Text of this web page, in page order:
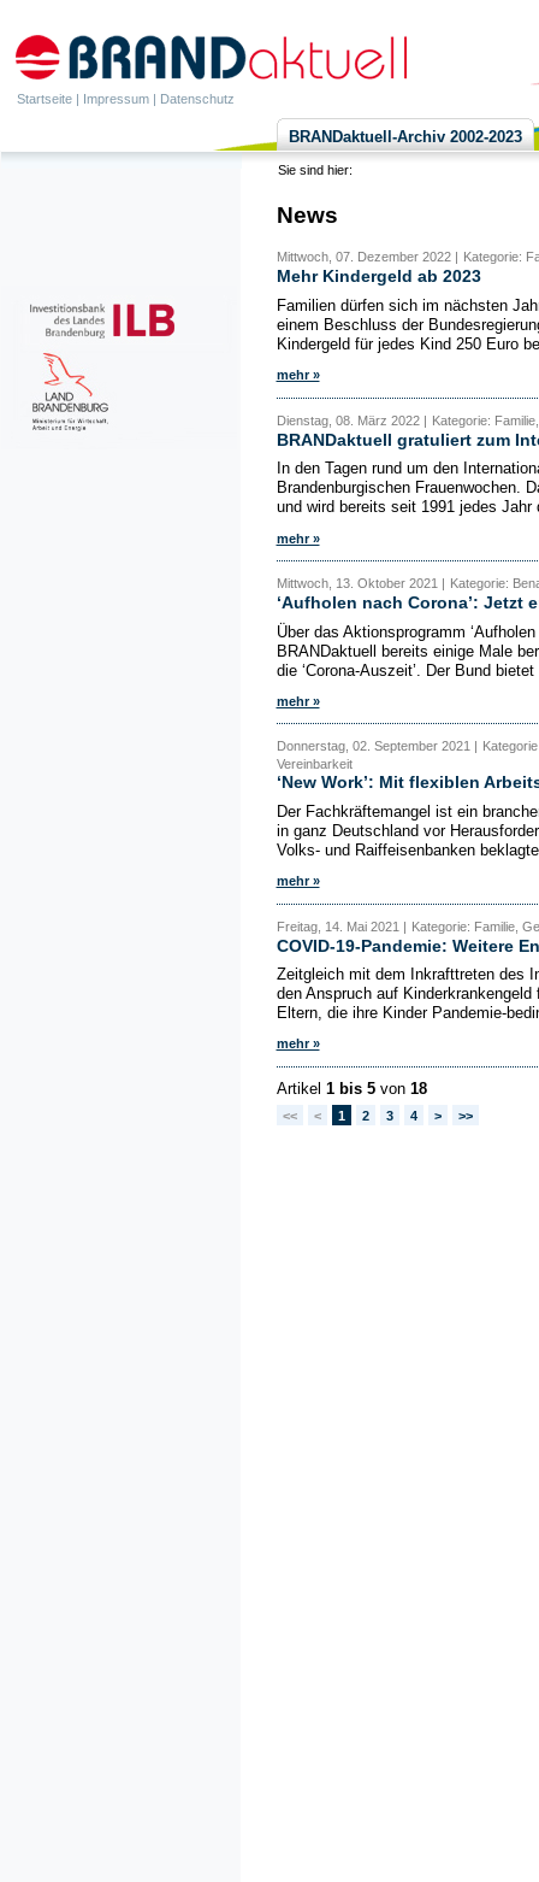
Startseite | Impressum | Datenschutz
BRANDaktuell-Archiv 2002-2023
Sie sind hier:
News
Mittwoch, 07. Dezember 2022 | Kategorie:
Mehr Kindergeld ab 2023
Familien dürfen sich im nächsten
einem Beschluss der
Kindergeld für jedes Kind 250 Euro
mehr »
Dienstag, 08. März 2022 | Kategorie:
BRANDaktuell gratuliert zum
In den Tagen rund um den
Brandenburgischen Frauenwochen.
und wird bereits seit 1991 jedes Jahr
mehr »
Mittwoch, 13. Oktober 2021 | Kategorie:
‘Aufholen nach Corona’: Jetzt
Über das Aktionsprogramm
BRANDaktuell bereits einige Male
die ‘Corona-Auszeit’. Der Bund
mehr »
Donnerstag, 02. September 2021 |
Vereinbarkeit
‘New Work’: Mit flexiblen
Der Fachkräftemangel ist ein
in ganz Deutschland vor
Volks- und Raiffeisenbanken
mehr »
Freitag, 14. Mai 2021 | Kategorie: Familie,
COVID-19-Pandemie: Weitere
Zeitgleich mit dem Inkrafttreten des
den Anspruch auf
Eltern, die ihre Kinder Pandemie-
mehr »
Artikel 1 bis 5von 18
<< < 1 2 3 4 > >>